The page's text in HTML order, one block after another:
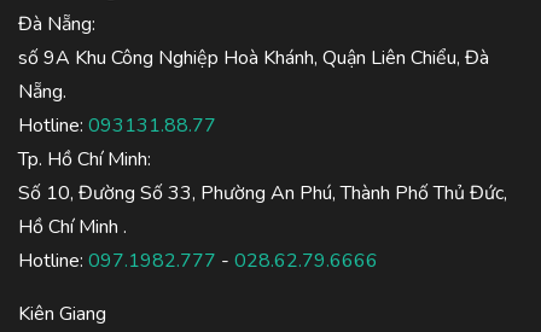
Đà Nẵng:
số 9A Khu Công Nghiệp Hoà Khánh, Quận Liên Chiểu, Đà
Nẵng.
Hotline: 093131.88.77
Tp. Hồ Chí Minh:
Số 10, Đường Số 33, Phường An Phú, Thành Phố Thủ Đức,
Hồ Chí Minh .
Hotline: 097.1982.777 - 028.62.79.6666
Kiên Giang